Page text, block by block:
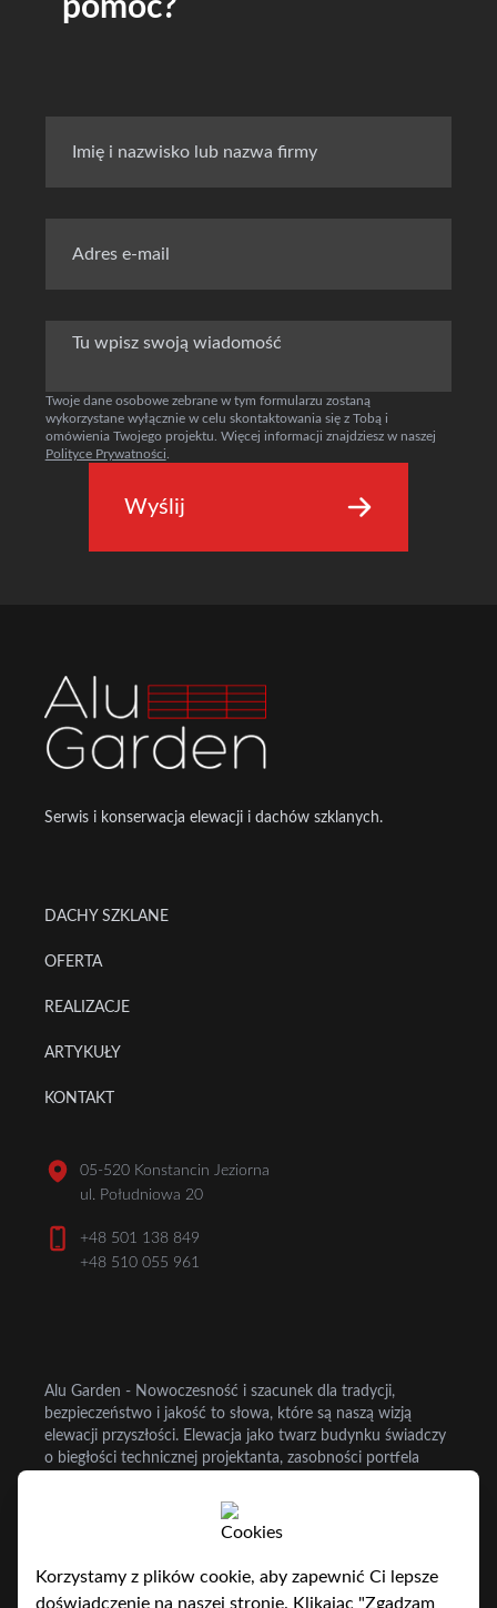
pomóc?
Twoje dane osobowe zebrane w tym formularzu zostaną
wykorzystane wyłącznie w celu skontaktowania się z Tobą i
omówienia Twojego projektu. Więcej informacji znajdziesz w naszej
Polityce Prywatności
Wyślij
Serwis i konserwacja elewacji i dachów szklanych.
DACHY SZKLANE
OFERTA
REALIZACJE
ARTYKUŁY
KONTAKT
05-520 Konstancin Jeziorna
ul. Południowa 20
+48 501 138 849
+48 510 055 961
Alu Garden - Nowoczesność i szacunek dla tradycji,
bezpieczeństwo i jakość to słowa, które są naszą wizją
elewacji przyszłości. Elewacja jako twarz budynku świadczy
o biegłości technicznej projektanta, zasobności portfela
tych platform, dostarczamy rozwiązania zgodne z
najnowszą myślą techniczną. Stosujemy materiały
dachy szklane są naszą pasją od ponad 20 lat.
Korzystamy z plików cookie, aby zapewnić Ci lepsze
doświadczenie na naszej stronie. Klikając "Zgadzam